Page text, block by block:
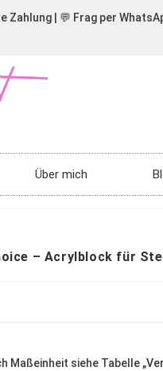
Zahlung | 💬 Frag per
Über mich
– Acrylblock für
Maßeinheit siehe Tabelle „